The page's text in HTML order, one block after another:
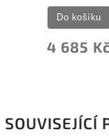
4 685 Kč
Do košíku
SOUVISEJÍCÍ